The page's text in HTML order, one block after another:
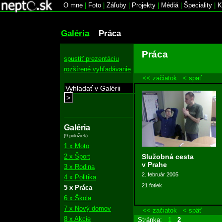
O mne Foto Záľuby Projekty Médiá| Špeciality
Galéria Práca
spustiť prezentáciu
rozšírené vyhľadávanie
>
Galéria
(9 položiek)
1 x Moto
2 x Šport
3 x Rodina
4 x Politika
5 x Práca
6 x Škola
7 x Nový domov
8 x Akcie
Práca
<< začiatok < späť
Služobná cesta
v Prahe
2. február 2005
21 fotiek
<< začiatok
< späť
Stránka:
1 2